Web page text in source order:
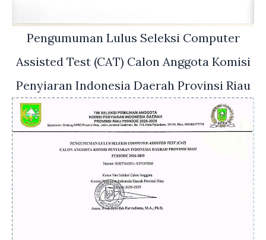
Pengumuman Lulus Seleksi Computer
Assisted Test (CAT) Calon Anggota Komisi
Penyiaran Indonesia Daerah Provinsi Riau